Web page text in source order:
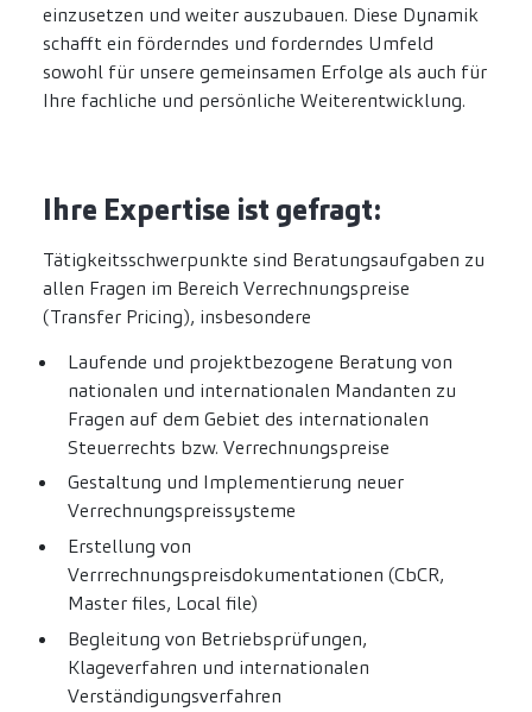
einzusetzen und weiter auszubauen. Diese Dynamik
schafft ein förderndes und forderndes Umfeld
sowohl für unsere gemeinsamen Erfolge als auch für
Ihre fachliche und persönliche Weiterentwicklung.
Ihre Expertise ist gefragt:
Tätigkeitsschwerpunkte sind Beratungsaufgaben zu
allen Fragen im Bereich Verrechnungspreise
(Transfer Pricing), insbesondere
Laufende und projektbezogene Beratung von
nationalen und internationalen Mandanten zu
Fragen auf dem Gebiet des internationalen
Steuerrechts bzw. Verrechnungspreise
Gestaltung und Implementierung neuer
Verrechnungspreissysteme
Erstellung von
Verrrechnungspreisdokumentationen (CbCR,
Master files, Local file)
Begleitung von Betriebsprüfungen,
Klageverfahren und internationalen
Verständigungsverfahren